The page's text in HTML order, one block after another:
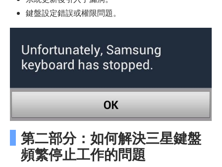
鍵盤設定錯誤或權限問題。
第二部分：如何解決三星鍵盤
頻繁停止工作的問題